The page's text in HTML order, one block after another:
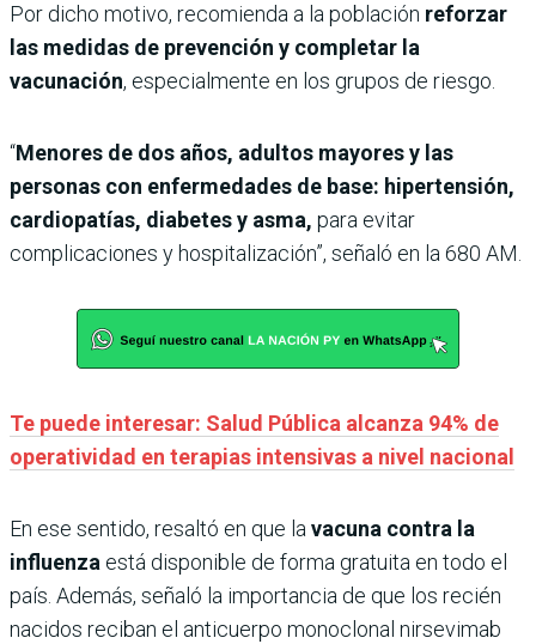
Por dicho motivo, recomienda a la población reforzar
las medidas de prevención y completar la
vacunación, especialmente en los grupos de riesgo.
“Menores de dos años, adultos mayores y las
personas con enfermedades de base: hipertensión,
cardiopatías, diabetes y asma, para evitar
complicaciones y hospitalización”, señaló en la 680 AM.
Te puede interesar: Salud Pública alcanza 94% de
operatividad en terapias intensivas a nivel nacional
En ese sentido, resaltó en que la vacuna contra la
influenza está disponible de forma gratuita en todo el
país. Además, señaló la importancia de que los recién
nacidos reciban el anticuerpo monoclonal nirsevimab